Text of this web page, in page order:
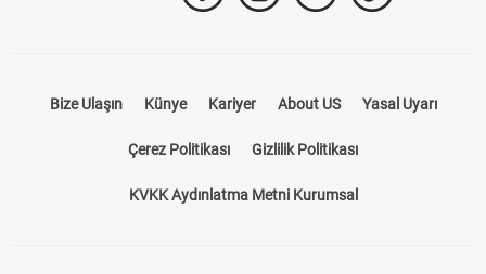
Bize Ulaşın Künye Kariyer About US Yasal Uyarı
Çerez Politikası Gizlilik Politikası
KVKK Aydınlatma Metni Kurumsal